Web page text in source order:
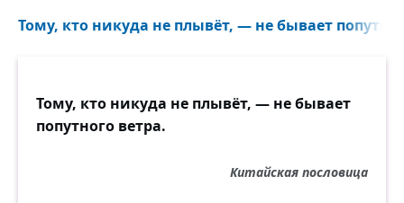
Тому, кто никуда не плывёт, — не бывает
Тому, кто никуда не плывёт, — не бывает
попутного ветра.
Китайская пословица